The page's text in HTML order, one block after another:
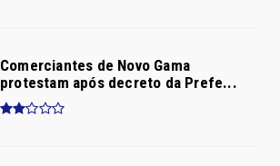
Comerciantes de Novo Gama
protestam após decreto da Prefe...